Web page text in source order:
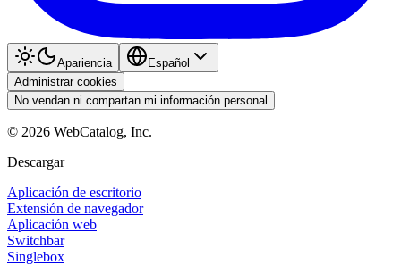
Apariencia
Español
Administrar cookies
No vendan ni compartan mi información personal
© 2026 WebCatalog, Inc.
Descargar
Aplicación de escritorio
Extensión de navegador
Aplicación web
Switchbar
Singlebox